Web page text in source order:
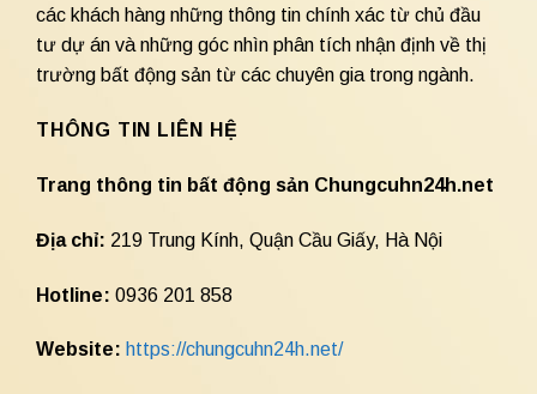
các khách hàng những thông tin chính xác từ chủ đầu
tư dự án và những góc nhìn phân tích nhận định về thị
trường bất động sản từ các chuyên gia trong ngành.
THÔNG TIN LIÊN HỆ
Trang thông tin bất động sản Chungcuhn24h.net
Địa chỉ: 219 Trung Kính, Quận Cầu Giấy, Hà Nội
Hotline: 0936 201 858
Website: https://chungcuhn24h.net/